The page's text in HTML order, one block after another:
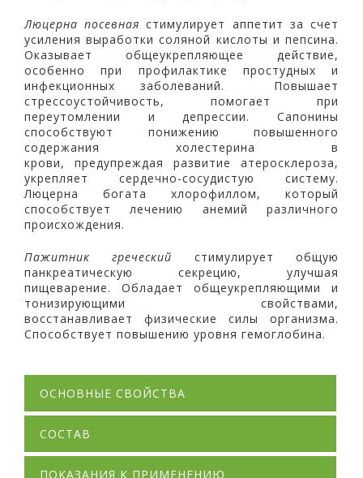
Люцерна посевная стимулирует аппетит за счет
усиления выработки соляной кислоты и пепсина.
Оказывает общеукрепляющее действие,
особенно при профилактике простудных и
инфекционных заболеваний. Повышает
стрессоустойчивость, помогает при
переутомлении и депрессии. Сапонины
способствуют понижению повышенного
содержания холестерина в
крови, предупреждая развитие атеросклероза,
укрепляет сердечно-сосудистую систему.
Люцерна богата хлорофиллом, который
способствует лечению анемий различного
происхождения.
Пажитник греческий стимулирует общую
панкреатическую секрецию, улучшая
пищеварение. Обладает общеукрепляющими и
тонизирующими свойствами,
восстанавливает физические силы организма.
Способствует повышению уровня гемоглобина.
ОСНОВНЫЕ СВОЙСТВА
СОСТАВ
ПОКАЗАНИЯ К ПРИМЕНЕНИЮ